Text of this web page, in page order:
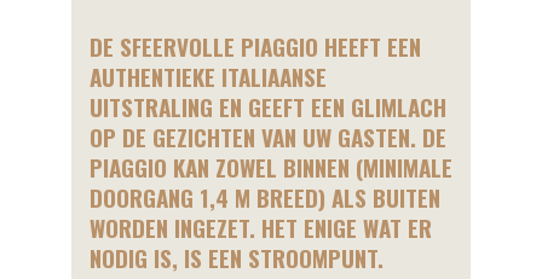
DE SFEERVOLLE PIAGGIO HEEFT EEN
AUTHENTIEKE ITALIAANSE
UITSTRALING EN GEEFT EEN GLIMLACH
OP DE GEZICHTEN VAN UW GASTEN. DE
PIAGGIO KAN ZOWEL BINNEN (MINIMALE
DOORGANG 1,4 M BREED) ALS BUITEN
WORDEN INGEZET. HET ENIGE WAT ER
NODIG IS, IS EEN STROOMPUNT.